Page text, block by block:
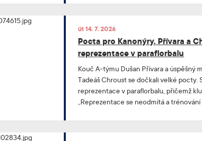
út 14. 7. 2026
Pocta pro Kanonýry. Přívara a
reprezentace v paraflorbalu
Kouč A-týmu Dušan Přívara a úspěšný
Tadeáš Chroust se dočkali velké pocty.
reprezentace v paraflorbalu, přičemž
„Reprezentace se neodmítá a trénování